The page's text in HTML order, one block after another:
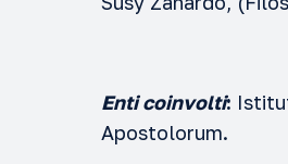
Enti coinvolti:
Apostolorum.